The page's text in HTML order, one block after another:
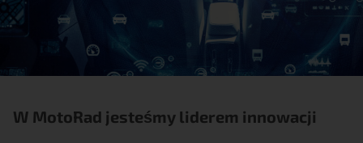
W MotoRad jesteśmy liderem innowacji